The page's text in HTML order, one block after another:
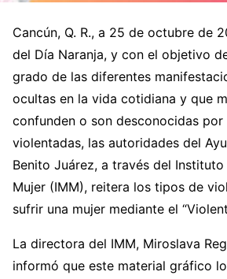
Cancún, Q. R., a 25 de octubre de
del Día Naranja, y con el objetivo
grado de las diferentes
ocultas en la vida cotidiana y que
confunden o son desconocidas por
violentadas, las autoridades del
Benito Juárez, a través del
Mujer (IMM), reitera los tipos de
sufrir una mujer mediante el
La directora del IMM, Miroslava
informó que este material gráfico